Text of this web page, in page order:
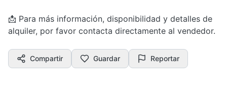
📩 Para más información, disponibilidad y detalles de
alquiler, por favor contacta directamente al vendedor.
Compartir Guardar Reportar